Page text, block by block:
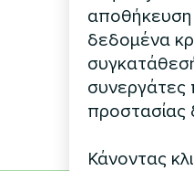
αποθήκευση
δεδομένα
Κάνοντας